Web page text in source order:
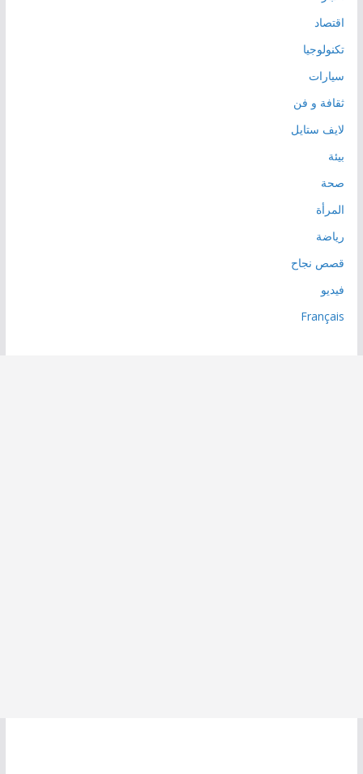
اقتصاد
تكنولوجيا
سيارات
ثقافة و فن
لايف ستايل
بيئة
صحة
المرأة
رياضة
قصص نجاح
فيديو
Français